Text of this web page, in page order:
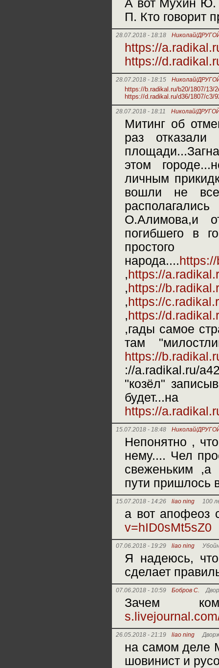
А вот Мухин Ю.
П. Кто говорит
28.07.2018 - 18:18 Николай/
https://
https://
28.07.2018 - 18:15 Николай/
https://b.radikal.ru/b20/1807/13/
https://d.radikal.ru/d36/1807/c3/
28.07.2018 - 18:11 Николай/
Митинг об
раз отказали
этом
личным
вошли не
О.Алимова,и
погибшего в
простого
народа....
, https://
, https://
, https://
, https://
,гады самое
там
https://
://a.radikal.ru/
"козёл"
https://
15.07.2018 - 18:48 Николай/
Непонятно ,
нему.... Чел
свеженьким ,а
пути пришлось
15.07.2018 - 14:26 liao ning 100
а вот апофеоз
v=hID0sMt5sZ0
07.06.2018 - 19:29 liao ning
Я надеюсь,
сделает
07.06.2018 - 10:59 Бобров С.
Зачем
26.05.2018 - 21:19 liao ning
на самом деле
шовинист и